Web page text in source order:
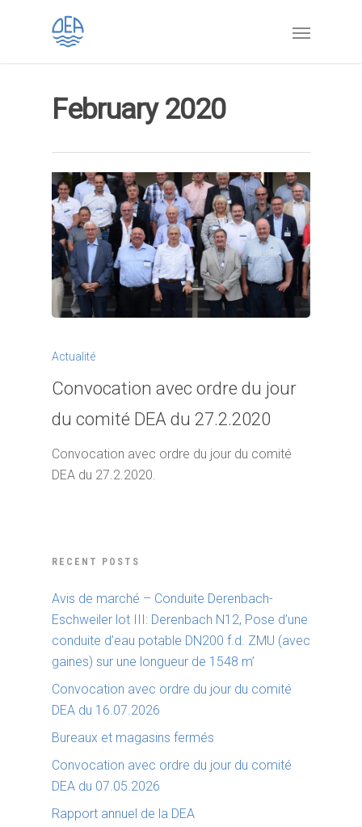
February 2020
Actualité
Convocation avec ordre du jour
du comité DEA du 27.2.2020
Convocation avec ordre du jour du comité
DEA du 27.2.2020.
RECENT POSTS
Avis de marché – Conduite Derenbach-
Eschweiler lot III: Derenbach N12, Pose d’une
conduite d’eau potable DN200 f.d. ZMU (avec
gaines) sur une longueur de 1548 m’
Convocation avec ordre du jour du comité
DEA du 16.07.2026
Bureaux et magasins fermés
Convocation avec ordre du jour du comité
DEA du 07.05.2026
Rapport annuel de la DEA